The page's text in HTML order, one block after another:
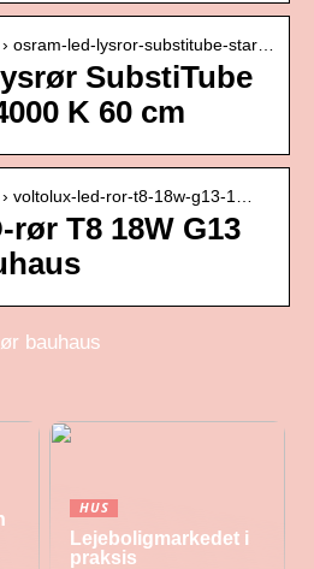
osram-led-lysror-substitube-star…
SubstiTube
K 60 cm
voltolux-led-ror-t8-18w-g13-1…
T8 18W G13
bauhaus
HUS
Lejeboligmarkedet i
praksis